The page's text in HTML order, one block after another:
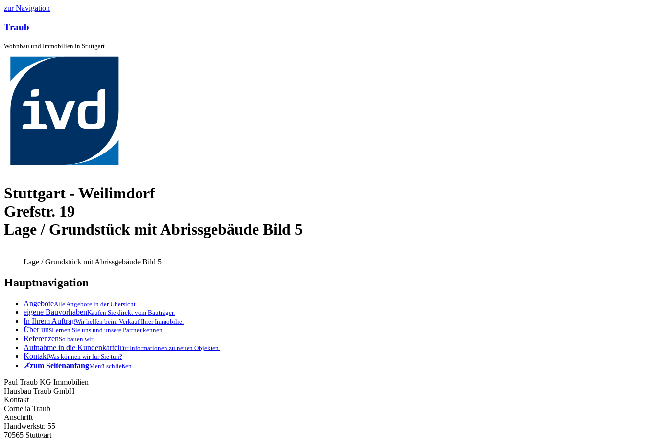
zur Navigation
Traub
Wohnbau und Immobilien in Stuttgart
Stuttgart - Weilimdorf
Grefstr. 19
Lage / Grundstück mit Abrissgebäude Bild 5
Lage / Grundstück mit Abrissgebäude Bild 5
Hauptnavigation
AngeboteAlle Angebote in der Übersicht.
eigene BauvorhabenKaufen Sie direkt vom Bauträger.
In Ihrem AuftragWir helfen beim Verkauf Ihrer Immobilie.
Über unsLernen Sie uns und unsere Partner kennen.
ReferenzenSo bauen wir.
Aufnahme in die KundenkarteiFür Informationen zu neuen Objekten.
KontaktWas können wir für Sie tun?
✗zum SeitenanfangMenü schließen
Paul Traub KG Immobilien
Hausbau Traub GmbH
Kontakt
Cornelia Traub
Anschrift
Handwerkstr. 55
70565 Stuttgart